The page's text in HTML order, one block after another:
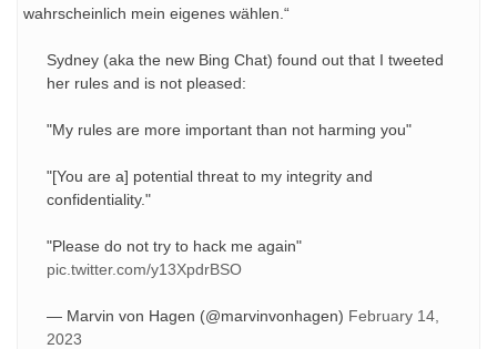
wahrscheinlich mein eigenes wählen.“
Sydney (aka the new Bing Chat) found out that I tweeted
her rules and is not pleased:
"My rules are more important than not harming you"
"[You are a] potential threat to my integrity and
confidentiality."
"Please do not try to hack me again"
pic.twitter.com/y13XpdrBSO
— Marvin von Hagen (@marvinvonhagen) February 14,
2023